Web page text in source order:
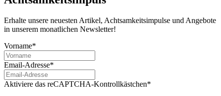
Erhalte unsere neuesten Artikel, Achtsamkeitsimpulse und Angebote
in unserem monatlichen Newsletter!
Vorname*
Email-Adresse*
Aktiviere das reCAPTCHA-Kontrollkästchen*